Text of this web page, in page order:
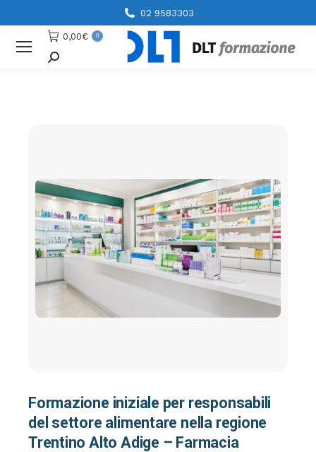
02 9583303
0,00€ 0
Cerca
Formazione iniziale per responsabili
del settore alimentare nella regione
Trentino Alto Adige – Farmacia